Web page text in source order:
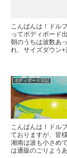
こんばんは！ドル
ってボディボード
朝のうちは波数あ
れ、サイズダウン+
ボディボード日記
こんばんは！ドル
ておりますが、皆
湘南は波も小さめ
は通販のごりよう